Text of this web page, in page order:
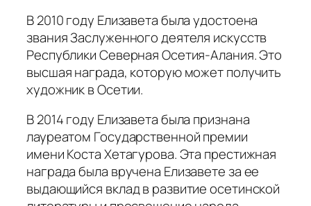
В 2010 году Елизавета была удостоена
звания Заслуженного деятеля искусств
Республики Северная Осетия-Алания. Это
высшая награда, которую может получить
художник в Осетии.
В 2014 году Елизавета была признана
лауреатом Государственной премии
имени Коста Хетагурова. Эта престижная
награда была вручена Елизавете за ее
выдающийся вклад в развитие осетинской